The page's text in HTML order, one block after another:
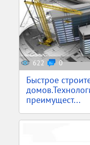
622 0
Быстрое
преимущест...